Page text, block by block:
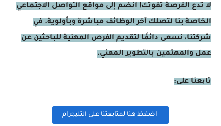
لا تدع الفرصة تفوتك! انضم إلى مواقع التواصل الاجتماعي
الخاصة بنا لتصلك آخر الوظائف مباشرة وبأولوية. في
شركتنا، نسعى دائمًا لتقديم الفرص المهنية للباحثين عن
عمل والمهتمين بالتطوير المهني.
تابعنا على:
اضغظ هنا لمتابعتنا على التليجرام